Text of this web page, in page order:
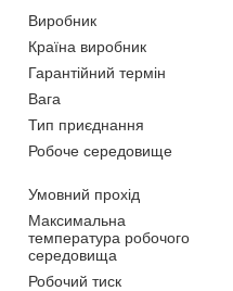
Виробник
Країна виробник
Гарантійний термін
Вага
Тип приєднання
Робоче середовище
Умовний прохід
Максимальна
температура робочого
середовища
Робочий тиск